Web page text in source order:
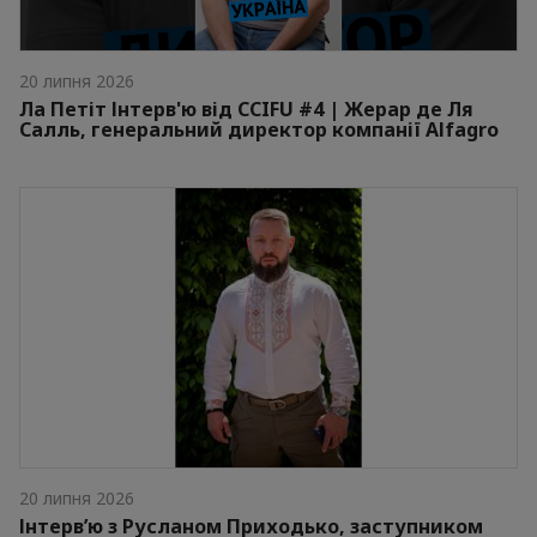
20 липня 2026
Ла Петіт Інтерв'ю від CCIFU #4 | Жерар де Ля
Салль, генеральний директор компанії Alfagro
20 липня 2026
Інтерв’ю з Русланом Приходько, заступником